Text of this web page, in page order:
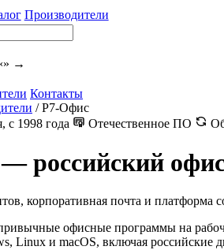
Производители
» →
Контакты
/ Р7-Офис
с 1998 года
Отечественное ПО
российский
корпоративная почта и платформа
офисные программы на
Linux и macOS, включая